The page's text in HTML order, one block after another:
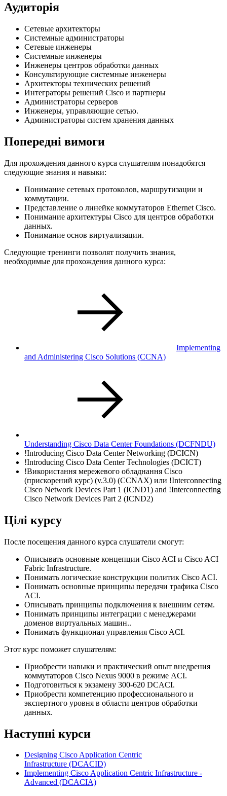
Аудиторія
Сетевые архитекторы
Системные администраторы
Сетевые инженеры
Системные инженеры
Инженеры центров обработки данных
Консультирующие системные инженеры
Архитекторы технических решений
Интеграторы решений Cisco и партнеры
Администраторы серверов
Инженеры, управляющие сетью.
Администраторы систем хранения данных
Попередні вимоги
Для прохождения данного курса слушателям понадобятся
следующие знания и навыки:
Понимание сетевых протоколов, маршрутизации и
коммутации.
Представление о линейке коммутаторов Ethernet Cisco.
Понимание архитектуры Cisco для центров обработки
данных.
Понимание основ виртуализации.
Следующие тренинги позволят получить знания,
необходимые для прохождения данного курса:
Implementing
and Administering Cisco Solutions (CCNA)
Understanding Cisco Data Center Foundations (DCFNDU)
!Introducing Cisco Data Center Networking (DCICN)
!Introducing Cisco Data Center Technologies (DCICT)
!Використання мережевого обладнання Cisco
(прискорений курс) (v.3.0) (CCNAX) или !Interconnecting
Cisco Network Devices Part 1 (ICND1) and !Interconnecting
Cisco Network Devices Part 2 (ICND2)
Цілі курсу
После посещения данного курса слушатели смогут:
Описывать основные концепции Cisco ACI и Cisco ACI
Fabric Infrastructure.
Понимать логические конструкции политик Cisco ACI.
Понимать основные принципы передачи трафика Cisco
ACI.
Описывать принципы подключения к внешним сетям.
Понимать принципы интеграции с менеджерами
доменов виртуальных машин..
Понимать функционал управления Cisco ACI.
Этот курс поможет слушателям:
Приобрести навыки и практический опыт внедрения
коммутаторов Cisco Nexus 9000 в режиме ACI.
Подготовиться к экзамену 300-620 DCACI.
Приобрести компетенцию профессионального и
экспертного уровня в области центров обработки
данных.
Наступні курси
Designing Cisco Application Centric
Infrastructure (DCACID)
Implementing Cisco Application Centric Infrastructure -
Advanced (DCACIA)